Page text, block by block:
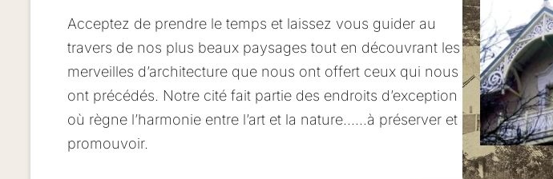
Acceptez de prendre le temps et laissez vous guider au
travers de nos plus beaux paysages tout en découvrant les
merveilles d’architecture que nous ont offert ceux qui nous
ont précédés. Notre cité fait partie des endroits d’exception
où règne l’harmonie entre l’art et la nature……à préserver et
promouvoir.